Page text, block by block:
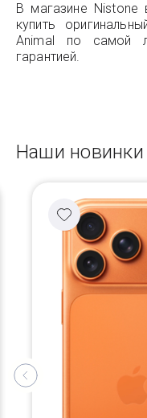
В магазине
купить
Animal по самой
гарантией.
Наши новинки